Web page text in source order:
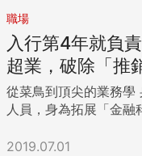
職場
入行第4年就負
超業，破除「推
人員，身為拓展「金
2019.07.01